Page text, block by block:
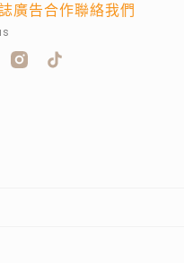
廣告合作聯絡我們